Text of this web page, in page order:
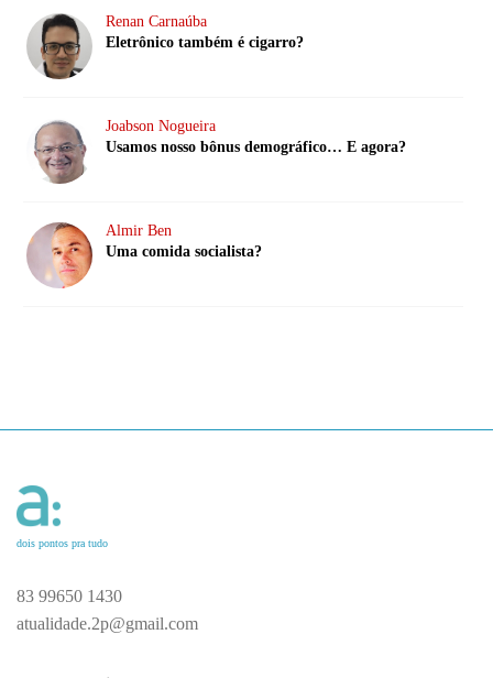
Renan Carnaúba
Eletrônico também é cigarro?
Joabson Nogueira
Usamos nosso bônus demográfico… E agora?
Almir Ben
Uma comida socialista?
dois pontos pra tudo
83 99650 1430
atualidade.2p@gmail.com